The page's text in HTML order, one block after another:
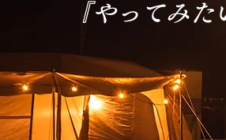
『やってみ